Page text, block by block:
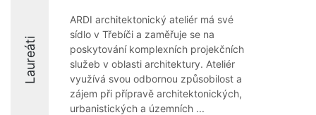
Laureáti
ARDI architektonický ateliér má své
sídlo v Třebíči a zaměřuje se na
poskytování komplexních projekčních
služeb v oblasti architektury. Ateliér
využívá svou odbornou způsobilost a
zájem při přípravě architektonických,
urbanistických a územních ...